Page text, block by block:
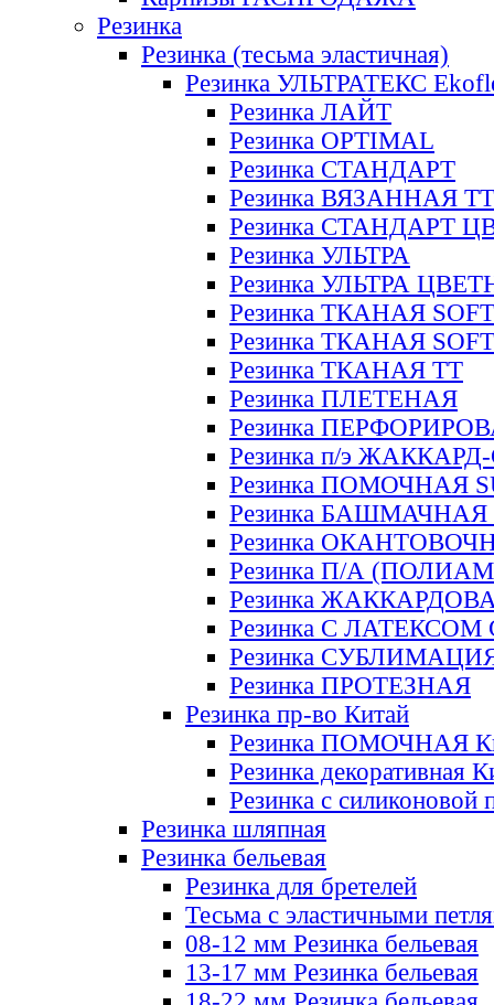
Резинка
Резинка (тесьма эластичная)
Резинка УЛЬТРАТЕКС
Резинка ЛАЙТ
Резинка OPTIMAL
Резинка СТАНДАРТ
Резинка ВЯЗАННАЯ ТТ
Резинка СТАНДАРТ
Резинка УЛЬТРА
Резинка УЛЬТРА
Резинка ТКАНАЯ SOFT
Резинка ТКАНАЯ
Резинка ТКАНАЯ ТТ
Резинка ПЛЕТЕНАЯ
Резинка
Резинка п/э
Резинка ПОМОЧНАЯ
Резинка БАШМАЧНАЯ
Резинка
Резинка П/А
Резинка
Резинка С ЛАТЕКСОМ
Резинка
Резинка ПРОТЕЗНАЯ
Резинка пр-во Китай
Резинка ПОМОЧНАЯ
Резинка декоративная
Резинка с силиконовой
Резинка шляпная
Резинка бельевая
Резинка для бретелей
Тесьма с эластичными
08-12 мм Резинка бельевая
13-17 мм Резинка бельевая